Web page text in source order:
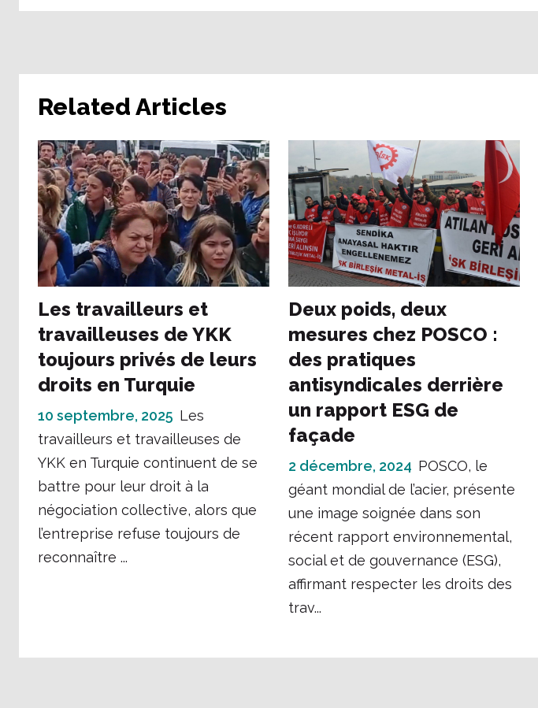
Related Articles
Les travailleurs et
travailleuses de YKK
toujours privés de leurs
droits en Turquie
10 septembre, 2025 Les
travailleurs et travailleuses de
YKK en Turquie continuent de se
battre pour leur droit à la
négociation collective, alors que
l’entreprise refuse toujours de
reconnaître ...
Deux poids, deux
mesures chez POSCO :
des pratiques
antisyndicales derrière
un rapport ESG de
façade
2 décembre, 2024 POSCO, le
géant mondial de l’acier, présente
une image soignée dans son
récent rapport environnemental,
social et de gouvernance (ESG),
affirmant respecter les droits des
trav...